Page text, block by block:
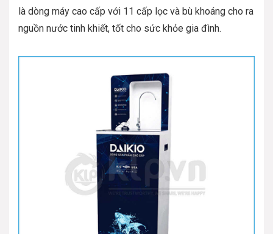
là dòng máy cao cấp với 11 cấp lọc và bù khoáng cho ra
nguồn nước tinh khiết, tốt cho sức khỏe gia đình.